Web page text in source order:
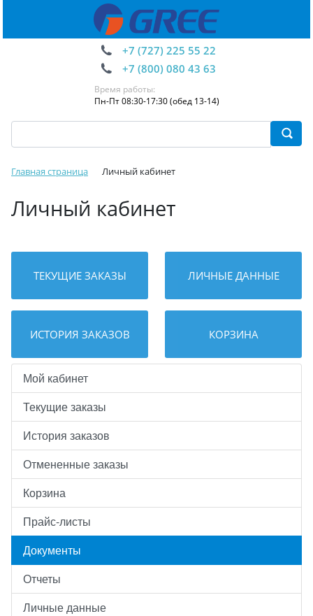
+7 (727) 225 55 22
+7 (800) 080 43 63
Время работы:
Пн-Пт 08:30-17:30 (обед 13-14)
Главная страница Личный кабинет
Личный кабинет
ТЕКУЩИЕ ЗАКАЗЫ ЛИЧНЫЕ ДАННЫЕ
ИСТОРИЯ ЗАКАЗОВ КОРЗИНА
Мой кабинет
Текущие заказы
История заказов
Отмененные заказы
Корзина
Прайс-листы
Документы
Отчеты
Личные данные